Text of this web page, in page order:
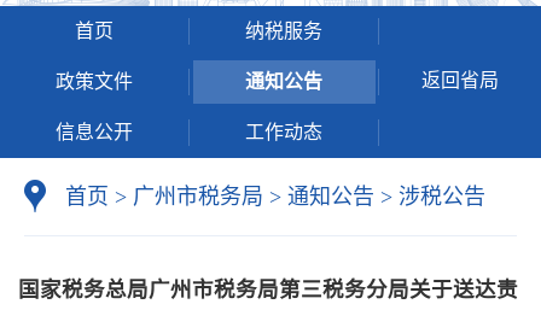
首页 纳税服务
政策文件 通知公告
信息公开 工作动态
返回省局
首页 > 广州市税务局 > 通知公告 > 涉税公告
国家税务总局广州市税务局第三税务分局关于送达责